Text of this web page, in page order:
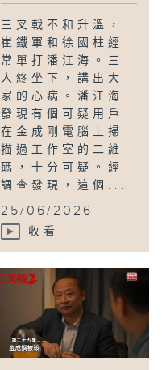
三叉戟不和升溫，
崔鐵軍和徐國柱經
常單打潘江海。三
人終坐下，講出大
家的心病。潘江海
發現有個可疑用戶
在金成剛電腦上掃
描過工作室的二維
碼，十分可疑。經
調查發現，這個...
25/06/2026
收看